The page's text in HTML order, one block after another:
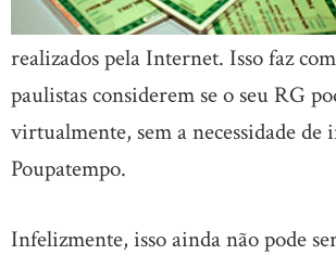
realizados pela Internet. Isso faz
paulistas considerem se o seu RG
virtualmente, sem a necessidade de
Poupatempo.
Infelizmente, isso ainda não pode